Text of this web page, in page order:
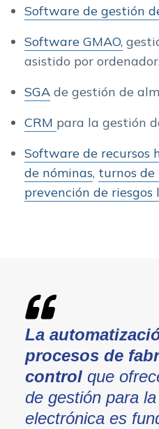
Software de gestión
Software GMAO,
asistido por
SGA de gestión de
CRM para la gestión
Software de recursos
de nóminas, turnos
prevención de riesgos
La
procesos de
control que
de gestión para
electrónica es